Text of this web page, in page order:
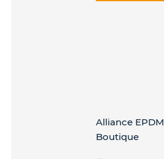
Alliance EPDM
Boutique